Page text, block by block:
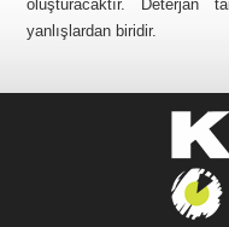
oluşturacaktır. Deterjan
yanlışlardan biridir.